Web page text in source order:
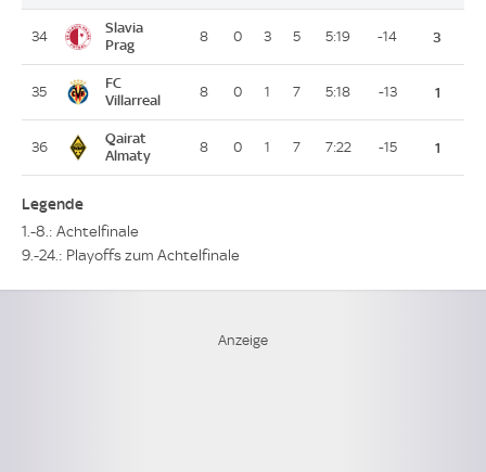
34
Slavia
Prag
8 0 3 5 5:19 -14 3
35
FC
Villarreal
8 0 1 7 5:18 -13 1
36
Qairat
Almaty
8 0 1 7 7:22 -15 1
Legende
1.-8.: Achtelfinale
9.-24.: Playoffs zum Achtelfinale